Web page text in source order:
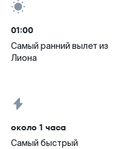
01:00
Самый ранний вылет из
Лиона
около 1 часа
Самый быстрый